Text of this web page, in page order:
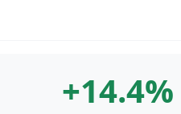
+14.4%